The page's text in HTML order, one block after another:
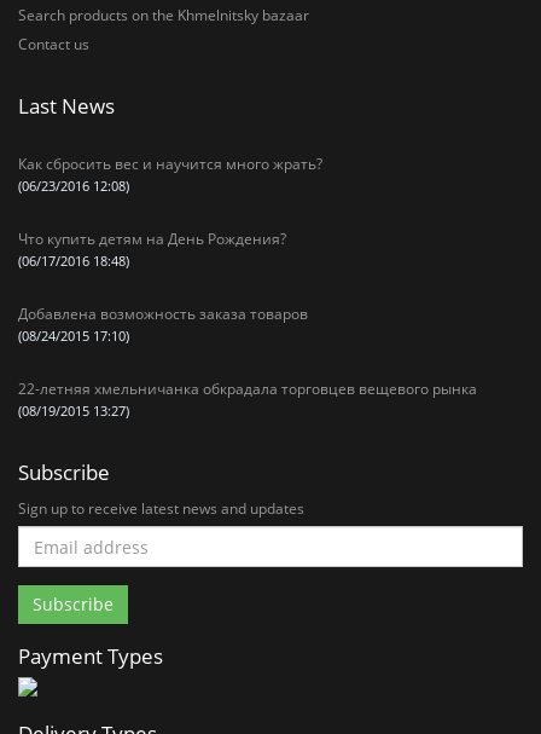
Search products on the Khmelnitsky bazaar
Contact us
Last News
Как сбросить вес и научится много жрать?
(06/23/2016 12:08)
Что купить детям на День Рождения?
(06/17/2016 18:48)
Добавлена возможность заказа товаров
(08/24/2015 17:10)
22-летняя хмельничанка обкрадала торговцев вещевого рынка
(08/19/2015 13:27)
Subscribe
Sign up to receive latest news and updates
Payment Types